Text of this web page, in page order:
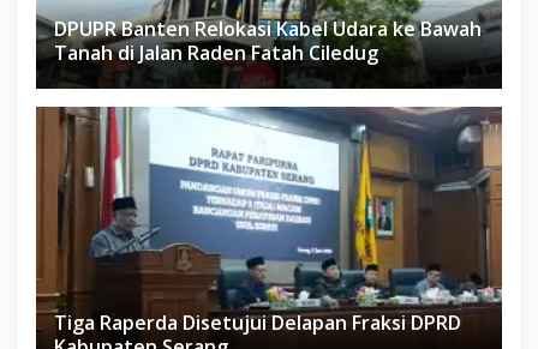
DPUPR Banten Relokasi Kabel Udara ke Bawah
Tanah di Jalan Raden Fatah Ciledug
Tiga Raperda Disetujui Delapan Fraksi DPRD